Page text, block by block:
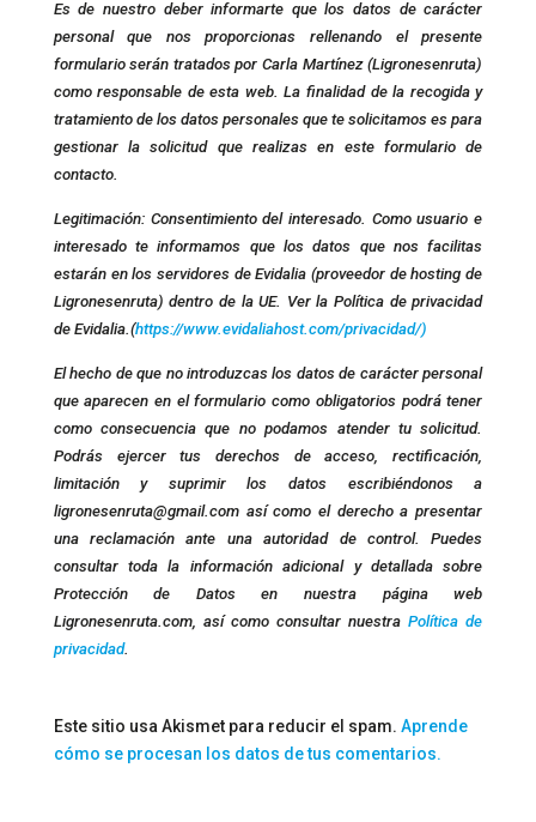
Es de nuestro deber informarte que los datos de carácter
personal que nos proporcionas rellenando el presente
formulario serán tratados por Carla Martínez (Ligronesenruta)
como responsable de esta web. La finalidad de la recogida y
tratamiento de los datos personales que te solicitamos es para
gestionar la solicitud que realizas en este formulario de
contacto.
Legitimación: Consentimiento del interesado. Como usuario e
interesado te informamos que los datos que nos facilitas
estarán en los servidores de Evidalia (proveedor de hosting de
Ligronesenruta) dentro de la UE. Ver la Política de privacidad
de Evidalia.(https://www.evidaliahost.com/privacidad/)
El hecho de que no introduzcas los datos de carácter personal
que aparecen en el formulario como obligatorios podrá tener
como consecuencia que no podamos atender tu solicitud.
Podrás ejercer tus derechos de acceso, rectificación,
limitación y suprimir los datos escribiéndonos a
ligronesenruta@gmail.com así como el derecho a presentar
una reclamación ante una autoridad de control. Puedes
consultar toda la información adicional y detallada sobre
Protección de Datos en nuestra página web
Ligronesenruta.com, así como consultar nuestraPolítica de
privacidad.
Este sitio usa Akismet para reducir el spam. Aprende
cómo se procesan los datos de tus comentarios.